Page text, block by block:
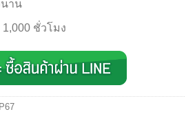
นาน
ชั่วโมง